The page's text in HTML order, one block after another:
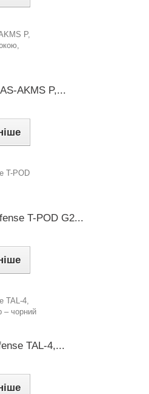
AKMS P,...
T-POD G2...
TAL-4,...